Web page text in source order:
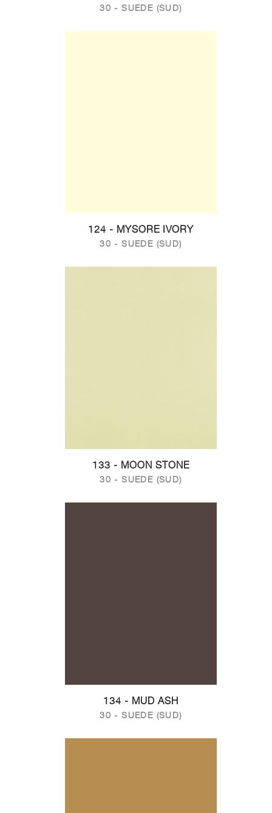
30 - SUEDE (SUD)
124 - MYSORE IVORY
30 - SUEDE (SUD)
133 - MOON STONE
30 - SUEDE (SUD)
134 - MUD ASH
30 - SUEDE (SUD)